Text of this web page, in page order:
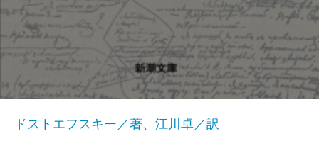
ドストエフスキー／著、江川卓／訳